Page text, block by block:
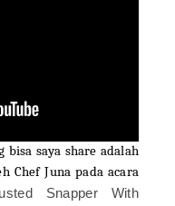
bisa saya share adalah
Chef Juna pada acara
Snapper With